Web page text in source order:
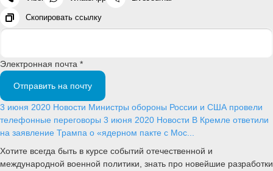
Скопировать ссылку
Электронная почта *
Отправить на почту
3 июня 2020 Новости Министры обороны России и США провели
телефонные переговоры 3 июня 2020 Новости В Кремле ответили
на заявление Трампа о «ядерном пакте с Мос...
Хотите всегда быть в курсе событий отечественной и
международной военной политики, знать про новейшие разработки